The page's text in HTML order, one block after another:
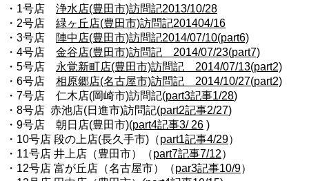
・1号店 浄水店(豊田市)訪問記2013/10/28
・2号店 緑ヶ丘店(豊田市)訪問記201404/16
・3号店
陣中店(豊田市)訪問記2014/07/10(part6)
・4号店 金谷店(豊田市)訪問記 2014/07/23(part7)
・5号店 永覚新町店(豊田市)訪問記 2014/07/13(part2)
・6号店 相原郷店(名古屋市)訪問記 2014/10/27(part2)
・7号店 仁木店(岡崎市)訪問記(part3記事1/28)
・8号店 赤池店(日進市)訪問記(part2記事2/27)
・9号店 朝日店(豊田市)(part4記事3/ 26 )
・10号店 段の上店(長久手市)（part1記事4/29）
・11号店 井上店（豊田市）（part7記事7/12）
・12号店 富が丘店（名古屋市）（par3記事10/9）